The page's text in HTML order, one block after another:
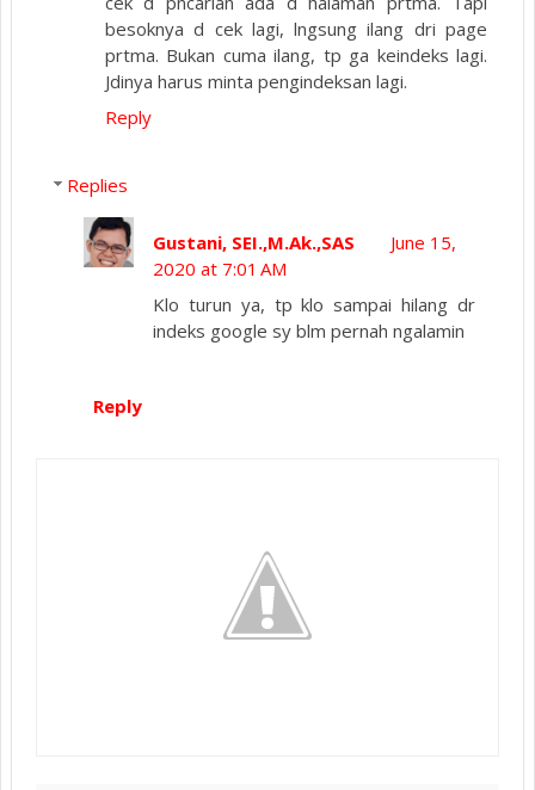
besoknya d cek lagi, lngsung ilang dri page
prtma. Bukan cuma ilang, tp ga keindeks lagi.
Jdinya harus minta pengindeksan lagi.
Reply
Replies
Gustani, SEI.,M.Ak.,SAS
June 15,
2020 at 7:01 AM
Klo turun ya, tp klo sampai hilang dr
indeks google sy blm pernah ngalamin
Reply